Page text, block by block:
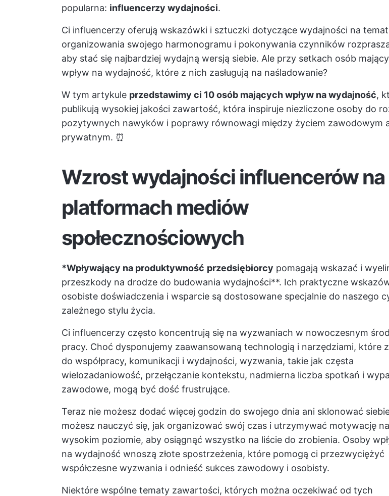
popularna: influencerzy wydajności.
Ci influencerzy oferują wskazówki i sztuczki dotyczące wydajności na temat
organizowania swojego harmonogramu i pokonywania czynników
aby stać się najbardziej wydajną wersją siebie. Ale przy setkach osób
wpływ na wydajność, które z nich zasługują na naśladowanie?
W tym artykule przedstawimy ci 10 osób mających wpływ na wydajność,
publikują wysokiej jakości zawartość, która inspiruje niezliczone osoby do
pozytywnych nawyków i poprawy równowagi między życiem zawodowym
prywatnym. ⏰
Wzrost wydajności influencerów na
platformach mediów
społecznościowych
*Wpływający na produktywność przedsiębiorcy pomagają wskazać i
przeszkody na drodze do budowania wydajności**. Ich praktyczne
osobiste doświadczenia i wsparcie są dostosowane specjalnie do naszego
zależnego stylu życia.
Ci influencerzy często koncentrują się na wyzwaniach w nowoczesnym
pracy. Choć dysponujemy zaawansowaną technologią i narzędziami, które
do współpracy, komunikacji i wydajności, wyzwania, takie jak częsta
wielozadaniowość, przełączanie kontekstu, nadmierna liczba spotkań i
zawodowe, mogą być dość frustrujące.
Teraz nie możesz dodać więcej godzin do swojego dnia ani sklonować
możesz nauczyć się, jak organizować swój czas i utrzymywać motywację na
wysokim poziomie, aby osiągnąć wszystko na liście do zrobienia. Osoby
na wydajność wnoszą złote spostrzeżenia, które pomogą ci przezwyciężyć
współczesne wyzwania i odnieść sukces zawodowy i osobisty.
Niektóre wspólne tematy zawartości, których można oczekiwać od tych